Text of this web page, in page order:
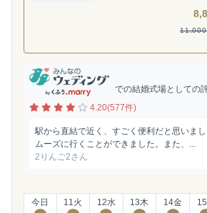
での結婚式場としての
4.20(577件)
駅から直結で近く、すごく便利だと思いま
ムーズに行くことができました。また、...
2りんご2さん
今日 11火 12水 13木 14金 15